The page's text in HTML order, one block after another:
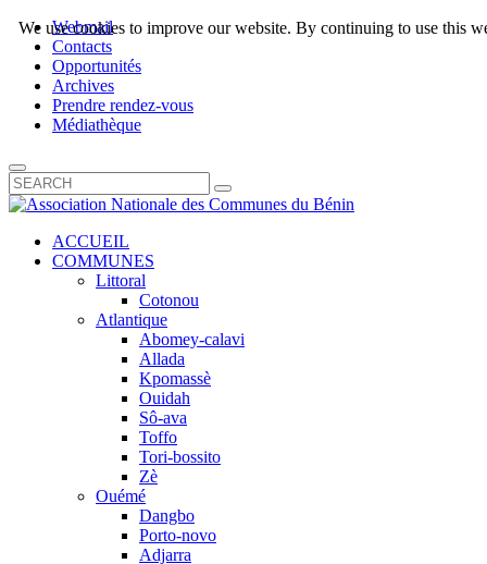
Webmail
Contacts
Opportunités
Archives
Prendre rendez-vous
Médiathèque
ACCUEIL
COMMUNES
Littoral
Cotonou
Atlantique
Abomey-calavi
Allada
Kpomassè
Ouidah
Sô-ava
Toffo
Tori-bossito
Zè
Ouémé
Dangbo
Porto-novo
Adjarra
We use cookies to improve our website. By continuing to use this